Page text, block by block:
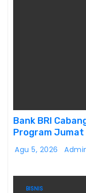
Bank BRI
Program Jumat
untuk Saling
Sekitar
Agu 5, 2026
BISNIS